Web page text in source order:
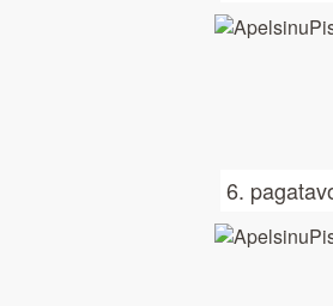
6.